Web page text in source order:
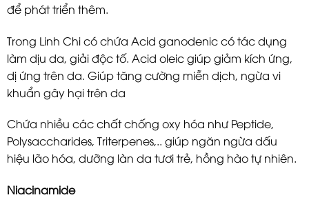
để phát triển thêm.
Trong Linh Chi có chứa Acid ganodenic có tác dụng
làm dịu da, giải độc tố. Acid oleic giúp giảm kích ứng,
dị ứng trên da. Giúp tăng cường miễn dịch, ngừa vi
khuẩn gây hại trên da
Chứa nhiều các chất chống oxy hóa như Peptide,
Polysaccharides, Triterpenes,.. giúp ngăn ngừa dấu
hiệu lão hóa, dưỡng làn da tươi trẻ, hồng hào tự nhiên.
Niacinamide